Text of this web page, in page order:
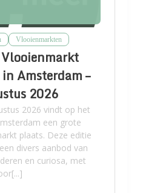
Vlooienmarkten
Amsterdam –
2026
2026 vindt op het
een grote
plaats. Deze editie
divers aanbod van
en curiosa, met